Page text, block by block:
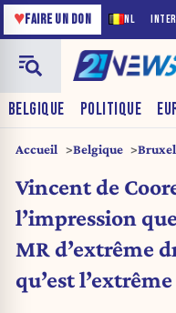
NL
♥FAIRE UN DON
BELGIQUE POLITIQUE
Accueil Belgique
Vincent de
l’impression
MR d’extrême
qu’est